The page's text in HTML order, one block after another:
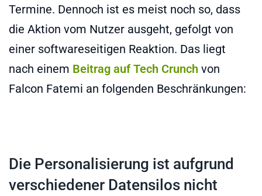
Termine. Dennoch ist es meist noch so, dass
die Aktion vom Nutzer ausgeht, gefolgt von
einer softwareseitigen Reaktion. Das liegt
nach einem Beitrag auf Tech Crunch von
Falcon Fatemi an folgenden Beschränkungen:
Die Personalisierung ist aufgrund
verschiedener Datensilos nicht